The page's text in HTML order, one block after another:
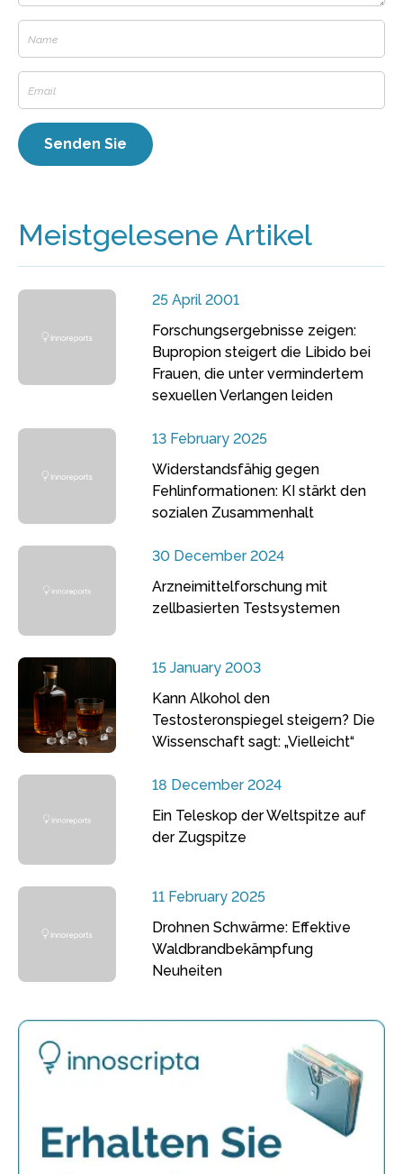
Meistgelesene Artikel
25 April 2001
Forschungsergebnisse zeigen:
Bupropion steigert die Libido bei
Frauen, die unter vermindertem
sexuellen Verlangen leiden
13 February 2025
Widerstandsfähig gegen
Fehlinformationen: KI stärkt den
sozialen Zusammenhalt
30 December 2024
Arzneimittelforschung mit
zellbasierten Testsystemen
15 January 2003
Kann Alkohol den
Testosteronspiegel steigern? Die
Wissenschaft sagt: „Vielleicht“
18 December 2024
Ein Teleskop der Weltspitze auf
der Zugspitze
11 February 2025
Drohnen Schwärme: Effektive
Waldbrandbekämpfung
Neuheiten